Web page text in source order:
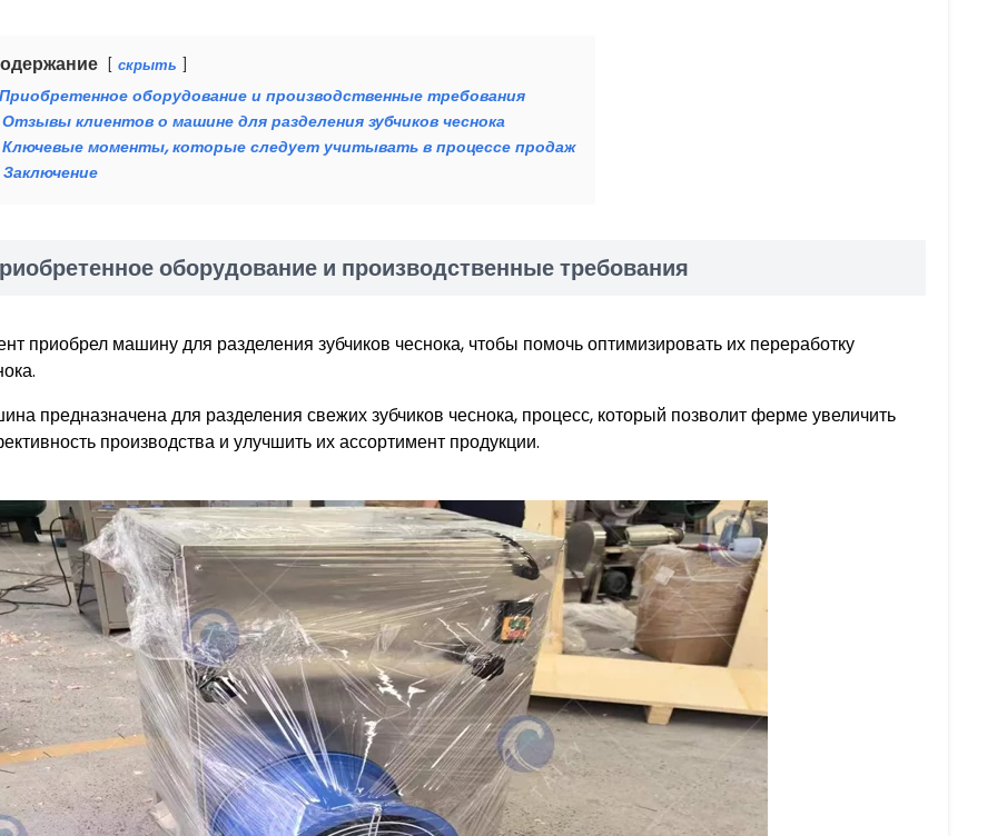
скрыть
Приобретенное оборудование и производственные требования
Отзывы клиентов о машине для разделения зубчиков чеснока
Ключевые моменты, которые следует учитывать в процессе продаж
Заключение
оборудование и производственные требования
приобрел машину для разделения зубчиков чеснока, чтобы помочь оптимизировать их переработку
предназначена для разделения свежих зубчиков чеснока, процесс, который позволит ферме увеличить
производства и улучшить их ассортимент продукции.